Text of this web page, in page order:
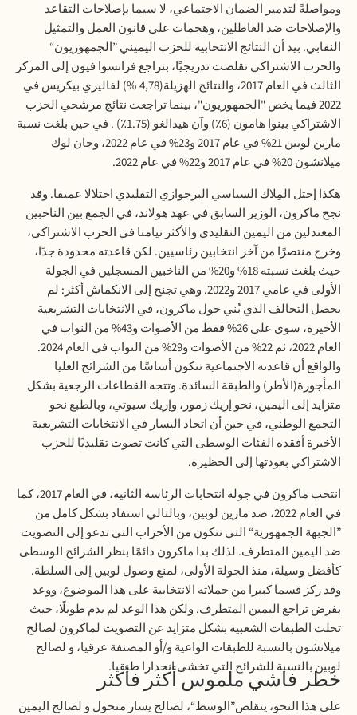
ومواصلةً لتدمير الضمان الاجتماعي، لا سيما بإصلاحات التقاعد
والإصلاحات ضد العاطلين، وهجمات على قانون العمل والتمثيل
النقابي. بيد أن النتائج الانتخابية للحزب اليميني ”الجمهوريون“
والحزب الاشتراكي تقلصت تدريجيًا، بتراجع فرانسوا فيون إلى المركز
الثالث في العام 2017، والنتائج الهزيلة
(4,78 %)
لفاليري بيكريس في
2022 فيما يخص "الجمهوريون"، بينما تراجعت نتائج مرشحي الحزب
الاشتراكي بينوا هامون (6٪) وآن هيدالغو (1.75٪) . في حين بلغت نسبة
مارين لوبين 21% في عام 2017 و23% في عام 2022، وجان لوك
ميلانشون 20% في عام 2017 و22% في عام 2022
.
هكذاإختل المِلاك السياسي البرجوازي التقليدي اختلالا عميقا. وقد
نجح ماكرون، الوزير السابق في عهد هولاند، في الجمع بين الناخبين
المعتدلين من اليمين التقليدي والأكثر تيامنا في الحزب الاشتراكي،
وخرج منتصرًا من آخر انتخابين رئاسيين. لكن قاعدته محدودة جدًا،
حيث بلغت نسبته 18% و20% من الناخبين المسجلين في الجولة
الأولى في عامي 2017 و2022. وهي تجنح إلى الانكماش أكثر: لم
يحصل التحالف الذي بُني حول ماكرون، في الانتخابات التشريعية
الأخيرة، سوى على 26% فقط من الأصوات و43% من النواب في
العام 2022، ثم 22% من الأصوات و29% من النواب في العام 2024.
والواقع أن قاعدته الاجتماعية تتكون أساسًا من الشرائح العليا
المأجورة(الأطر) والطبقة السائدة. وتتجه القطاعات الرجعية بشكل
متزايد إلى اليمين، نحو إريك زمور، وإريك سيوتي، وبالطبع نحو
التجمع الوطني، في حين أن اتحاد اليسار في الانتخابات التشريعية
الأخيرة أفقده الفئات الوسطى التي كانت تصوت تقليديًا للحزب
الاشتراكي بعودتها إلى الحظيرة.
انتخب ماكرون في جولة انتخابات الرئاسة الثانية، في العام 2017، كما
في العام 2022، ضد مارين لوبين، وبالتالي استفاد بشكل كامل من
”الجبهة الجمهورية“ التي تتكون من الأحزاب التي تدعو إلى التصويت
ضد اليمين المتطرف. لذلك بدا ماكرون دائمًا بنظر الشرائح الوسطى
كأفضل وسيلة، منذ الجولة الأولى، لمنع وصول لوبين إلى السلطة.
وقد ركز قسما كبيرا من حملاته الانتخابية على هذا الموضوع، ووعد
بفرض تراجع اليمين المتطرف. ولكن هذا الوعد لم يدم طويلًا، حيث
تخلت الطبقات الشعبية بشكل متزايد عن التصويت لماكرون لصالح
ميلانشون بالنسبة للطبقات الواعية و/أو المصنفة عرقيا، و لصالح
لوبين بالنسبة للشرائح التي تخشى انحدارا طبقيا.
خطر فاشي ملموس أكثر فأكثر
على هذا النحو، يتقلص”الوسط“، لصالح يسار متحول و لصالح اليمين